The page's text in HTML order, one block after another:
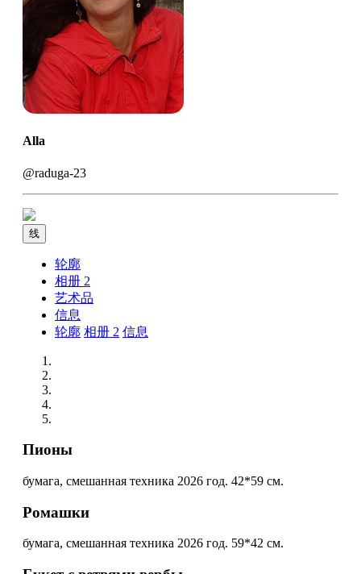
Alla
@raduga-23
线
轮廓
相册 2
艺术品
信息
轮廓 相册 2 信息
Пионы
бумага, смешанная техника 2026 год. 42*59 см.
Ромашки
бумага, смешанная техника 2026 год. 59*42 см.